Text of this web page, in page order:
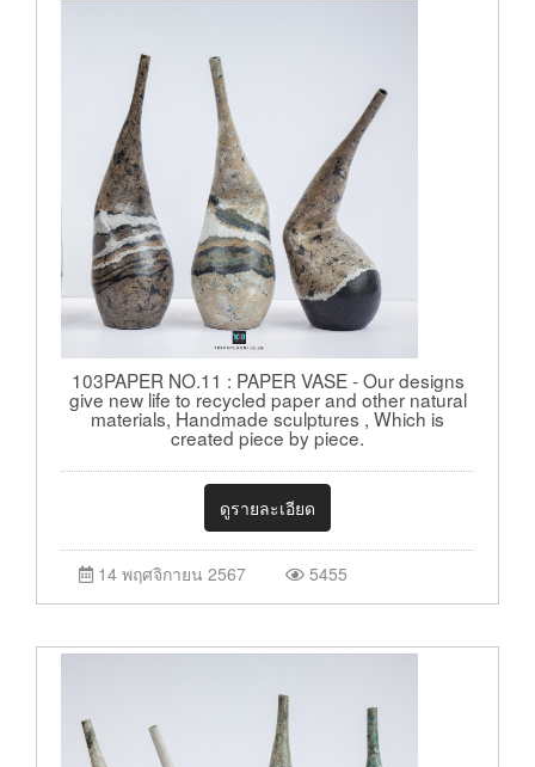
103PAPER NO.11 : PAPER VASE - Our designs
give new life to recycled paper and other natural
materials, Handmade sculptures , Which is
created piece by piece.
ดูรายละเอียด
14 พฤศจิกายน 2567 5455